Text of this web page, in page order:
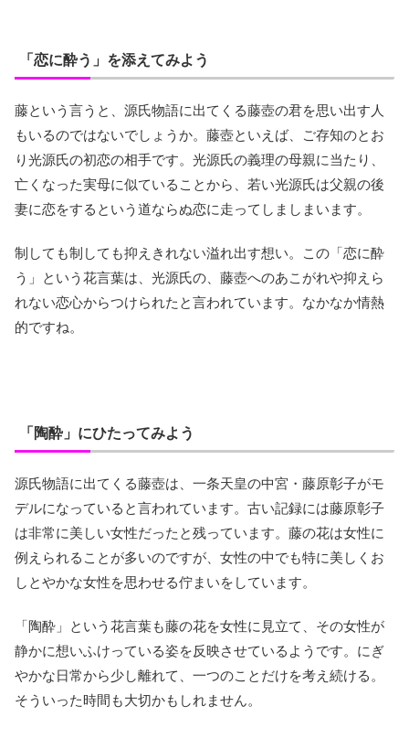
「恋に酔う」を添えてみよう
藤という言うと、源氏物語に出てくる藤壺の君を思い出す人
もいるのではないでしょうか。藤壺といえば、ご存知のとお
り光源氏の初恋の相手です。光源氏の義理の母親に当たり、
亡くなった実母に似ていることから、若い光源氏は父親の後
妻に恋をするという道ならぬ恋に走ってしましまいます。
制しても制しても抑えきれない溢れ出す想い。この「恋に酔
う」という花言葉は、光源氏の、藤壺へのあこがれや抑えら
れない恋心からつけられたと言われています。なかなか情熱
的ですね。
「陶酔」にひたってみよう
源氏物語に出てくる藤壺は、一条天皇の中宮・藤原彰子がモ
デルになっていると言われています。古い記録には藤原彰子
は非常に美しい女性だったと残っています。藤の花は女性に
例えられることが多いのですが、女性の中でも特に美しくお
しとやかな女性を思わせる佇まいをしています。
「陶酔」という花言葉も藤の花を女性に見立て、その女性が
静かに想いふけっている姿を反映させているようです。にぎ
やかな日常から少し離れて、一つのことだけを考え続ける。
そういった時間も大切かもしれません。